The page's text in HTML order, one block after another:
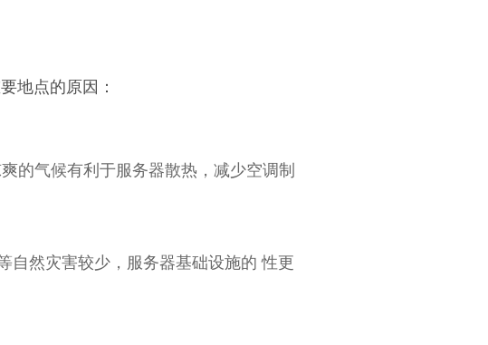
地点的原因：
的气候有利于服务器散热，减少空调制
自然灾害较少，服务器基础设施的 性更